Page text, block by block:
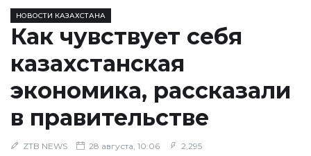
НОВОСТИ КАЗАХСТАНА
Как чувствует себя
казахстанская
экономика, рассказали
в правительстве
ZTB NEWS 28 августа, 10:06 2,295